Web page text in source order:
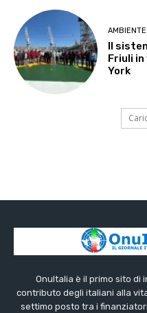
AMBIENTE
Il
Friuli
York
OnuItalia è il primo sito di
contributo degli italiani alla
settimo posto tra i